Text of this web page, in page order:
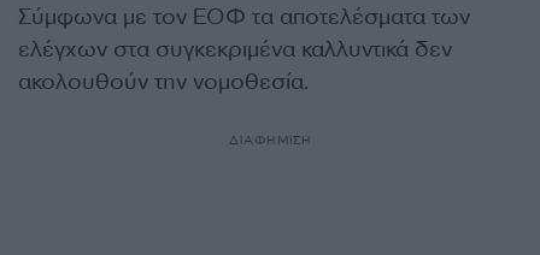
Σύμφωνα με τον ΕΟΦ τα αποτελέσματα των
ελέγχων στα συγκεκριμένα καλλυντικά δεν
ακολουθούν την νομοθεσία.
ΔΙΑΦΗΜΙΣΗ